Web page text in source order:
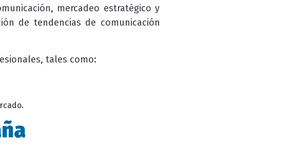
mercadeo estratégico y
de tendencias de comunicación
tales como: